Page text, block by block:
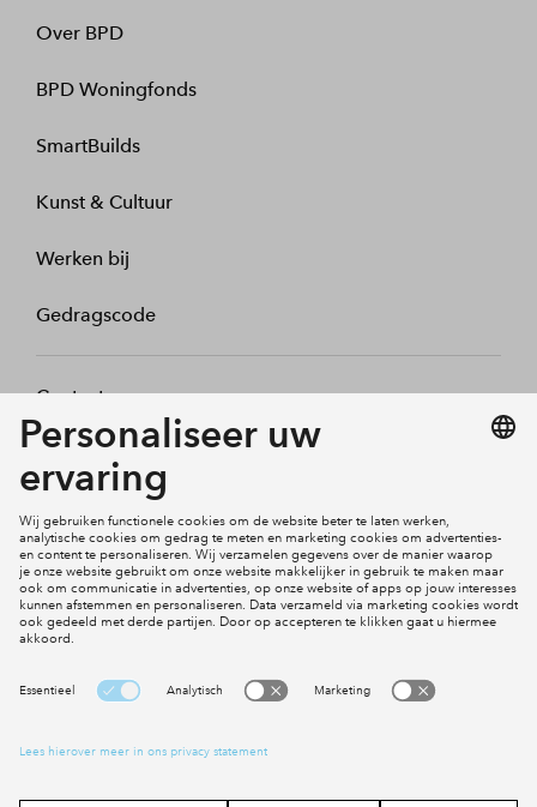
Over BPD
BPD Woningfonds
SmartBuilds
Kunst & Cultuur
Werken bij
Gedragscode
Contact
Mijn profiel
Social Media
Cookies